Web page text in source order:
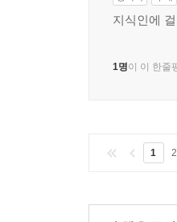
지식인에
1명이 이 한줄
1 2